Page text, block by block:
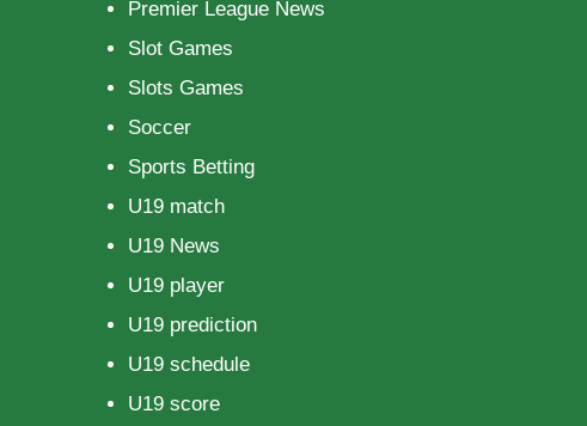
Premier League News
Slot Games
Slots Games
Soccer
Sports Betting
U19 match
U19 News
U19 player
U19 prediction
U19 schedule
U19 score